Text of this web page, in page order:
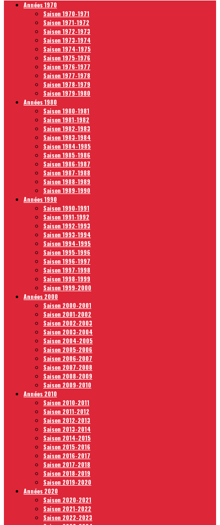
Années 1970
Saison 1970-1971
Saison 1971-1972
Saison 1972-1973
Saison 1973-1974
Saison 1974-1975
Saison 1975-1976
Saison 1976-1977
Saison 1977-1978
Saison 1978-1979
Saison 1979-1980
Années 1980
Saison 1980-1981
Saison 1981-1982
Saison 1982-1983
Saison 1983-1984
Saison 1984-1985
Saison 1985-1986
Saison 1986-1987
Saison 1987-1988
Saison 1988-1989
Saison 1989-1990
Années 1990
Saison 1990-1991
Saison 1991-1992
Saison 1992-1993
Saison 1993-1994
Saison 1994-1995
Saison 1995-1996
Saison 1996-1997
Saison 1997-1998
Saison 1998-1999
Saison 1999-2000
Années 2000
Saison 2000-2001
Saison 2001-2002
Saison 2002-2003
Saison 2003-2004
Saison 2004-2005
Saison 2005-2006
Saison 2006-2007
Saison 2007-2008
Saison 2008-2009
Saison 2009-2010
Années 2010
Saison 2010-2011
Saison 2011-2012
Saison 2012-2013
Saison 2013-2014
Saison 2014-2015
Saison 2015-2016
Saison 2016-2017
Saison 2017-2018
Saison 2018-2019
Saison 2019-2020
Années 2020
Saison 2020-2021
Saison 2021-2022
Saison 2022-2023